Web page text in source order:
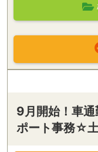
9月開始！車
ポート事務☆